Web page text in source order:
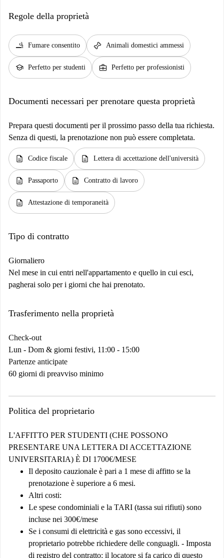
Regole della proprietà
smoking_rooms Fumare consentito pet_supplies Animali domestici ammessi
school Perfetto per studenti business_center Perfetto per professionisti
Documenti necessari per prenotare questa proprietà
Prepara questi documenti per il prossimo passo della tua richiesta.
Senza di questi, la prenotazione non può essere completata.
description Codice fiscale description Lettera di accettazione dell'università
description Passaporto description Contratto di lavoro
description Attestazione di temporaneità
Tipo di contratto
Giornaliero
Nel mese in cui entri nell'appartamento e quello in cui esci,
pagherai solo per i giorni che hai prenotato.
Trasferimento nella proprietà
Check-out
Lun - Dom & giorni festivi, 11:00 - 15:00
Partenze anticipate
60 giorni di preavviso minimo
Politica del proprietario
L'AFFITTO PER STUDENTI (CHE POSSONO
PRESENTARE UNA LETTERA DI ACCETTAZIONE
UNIVERSITARIA) È DI 1700€/MESE
Il deposito cauzionale è pari a 1 mese di affitto se la
prenotazione è superiore a 6 mesi.
Altri costi:
Le spese condominiali e la TARI (tassa sui rifiuti) sono
incluse nei 300€/mese
Se i consumi di elettricità e gas sono eccessivi, il
proprietario potrebbe richiedere delle conguagli. - Imposta
di registro del contratto: il locatore si fa carico di questo